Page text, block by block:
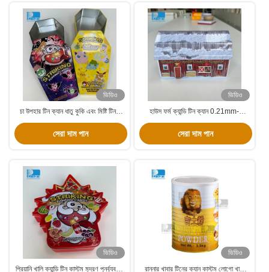
ভিডিও
চা উপহার টিন ক্যান ধাতু কুকি এবং মিষ্টি টিন /
ক্রিসমাস বিস্কুট টিন বক্স
সেরা দাম পান
ভিডিও
হাউস ফর্ম ক্যান্ডি টিন ক্যান 0.21mm-
0.35mm ধাতু টিনপ্লেট খাদ্য টিন প্যাকিং
সেরা দাম পান
ভিডিও
প্রিয়ানি খালি ক্যান্ডি টিন কাস্টম মুদ্রণ পুনর্ব্যবহৃত
ভিডিও
রান্নার খাবার টিনের ক্যান কাস্টম লোগো খালি